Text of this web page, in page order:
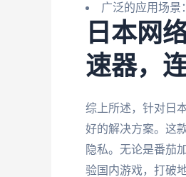
广泛的应用场景
日本网
速器，
综上所述，针对日
好的解决方案。这
隐私。无论是番茄
验国内游戏，打破